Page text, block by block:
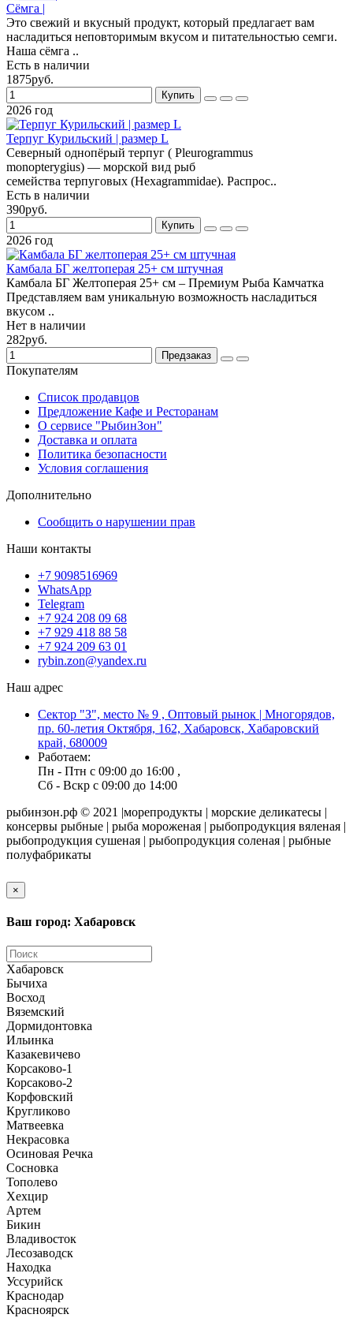
Сёмга |
Это свежий и вкусный продукт, который предлагает вам
насладиться неповторимым вкусом и питательностью семги.
Наша сёмга ..
Есть в наличии
1875руб.
Купить
2026 год
Терпуг Курильский | размер L
Северный однопёрый терпуг ( Pleurogrammus
monopterygius) — морской вид рыб
семейства терпуговых (Hexagrammidae). Распрос..
Есть в наличии
390руб.
Купить
2026 год
Камбала БГ желтоперая 25+ см штучная
Камбала БГ Желтоперая 25+ см – Премиум Рыба Камчатка
Представляем вам уникальную возможность насладиться
вкусом ..
Нет в наличии
282руб.
Предзаказ
Покупателям
Список продавцов
Предложение Кафе и Ресторанам
О сервисе "РыбинЗон"
Доставка и оплата
Политика безопасности
Условия соглашения
Дополнительно
Сообщить о нарушении прав
Наши контакты
+7 9098516969
WhatsApp
Telegram
+7 924 208 09 68
+7 929 418 88 58
+7 924 209 63 01
rybin.zon@yandex.ru
Наш адрес
Сектор "З", место № 9 , Оптовый рынок | Многорядов,
пр. 60-летия Октября, 162, Хабаровск, Хабаровский
край, 680009
Работаем:
Пн - Птн с 09:00 до 16:00 ,
Сб - Вскр с 09:00 до 14:00
рыбинзон.рф © 2021 |морепродукты | морские деликатесы |
консервы рыбные | рыба мороженая | рыбопродукция вяленая |
рыбопродукция сушеная | рыбопродукция соленая | рыбные
полуфабрикаты
×
Ваш город: Хабаровск
Хабаровск
Бычиха
Восход
Вяземский
Дормидонтовка
Ильинка
Казакевичево
Корсаково-1
Корсаково-2
Корфовский
Кругликово
Матвеевка
Некрасовка
Осиновая Речка
Сосновка
Тополево
Хехцир
Артем
Бикин
Владивосток
Лесозаводск
Находка
Уссурийск
Краснодар
Красноярск